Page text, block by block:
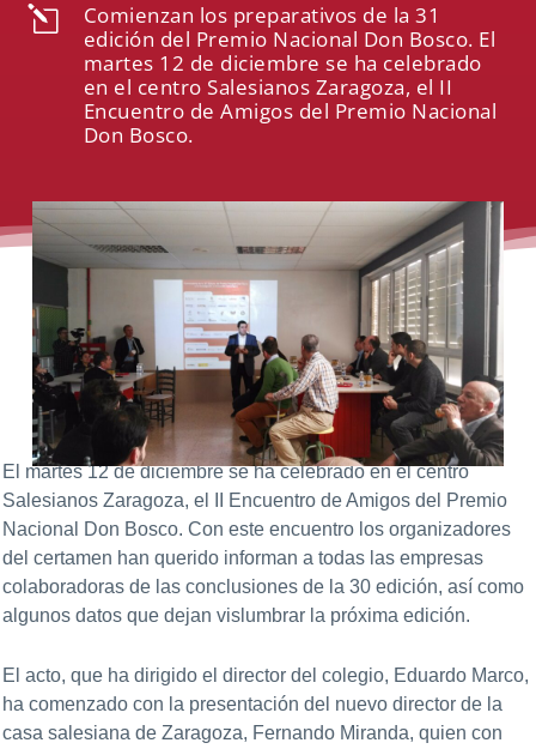
l
Comienzan los preparativos de la 31
edición del Premio Nacional Don Bosco. El
martes 12 de diciembre se ha celebrado
en el centro Salesianos Zaragoza, el II
Encuentro de Amigos del Premio Nacional
Don Bosco.
El martes 12 de diciembre se ha celebrado en el centro
Salesianos Zaragoza, el II Encuentro de Amigos del Premio
Nacional Don Bosco. Con este encuentro los organizadores
del certamen han querido informan a todas las empresas
colaboradoras de las conclusiones de la 30 edición, así como
algunos datos que dejan vislumbrar la próxima edición.
El acto, que ha dirigido el director del colegio, Eduardo Marco,
ha comenzado con la presentación del nuevo director de la
casa salesiana de Zaragoza, Fernando Miranda, quien con